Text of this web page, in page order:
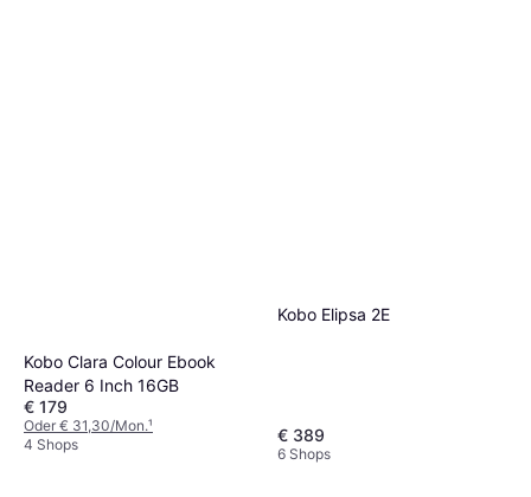
Kobo Clara Colour Ebook
Reader 6 Inch 16GB
€ 179
Oder € 31,30/Mon.¹
4 Shops
Kobo Elipsa 2E
€ 389
6 Shops